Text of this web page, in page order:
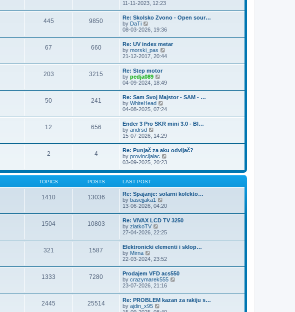
s
t
s
t
p
o
t
e
l
a
e
s
t
p
o
s
t
t
e
l
a
t
e
s
t
p
o
s
t
11-11-2023, 12:23
445 9850
Re: Skolsko Zvono - Open sour…
by DaTi
i
w
t
h
e
l
a
t
e
s
t
p
o
s
t
08-03-2026, 19:36
67 660
Re: UV index metar
by morski_pas
i
h
e
l
a
e
s
t
p
o
s
t
21-12-2017, 20:44
203 3215
Re: Step motor
by pedja089
i
w
t
h
e
l
a
e
s
t
p
o
s
t
04-09-2024, 18:49
50 241
Re: Sam Svoj Majstor - SAM - …
by WhiteHead
i
w
t
h
e
l
a
t
e
s
t
o
s
04-08-2025, 07:24
12 656
Ender 3 Pro SKR mini 3.0 - Bl…
by andrsd
i
t
h
e
l
a
e
s
t
p
o
s
t
15-07-2026, 14:29
2 4
Re: Punjač za aku odvijač?
by provincijalac
w
e
l
e
s
o
s
03-09-2025, 20:23
TOPICS POSTS LAST POST
1410 13036
Re: Spajanje: solarni kolekto…
by basejjaka1
i
w
t
h
e
l
a
e
s
t
p
o
s
t
13-06-2026, 04:20
1504 10803
Re: VIVAX LCD TV 3250
by zlatkoTV
i
w
t
h
e
l
a
t
e
s
t
p
o
27-04-2026, 22:25
321 1587
Elektronicki elementi i sklop…
by Mirna
w
t
h
e
l
a
t
22-03-2024, 23:52
1333 7280
Prodajem VFD acs550
by crazymarek555
t
23-07-2026, 21:16
2445 25514
Re: PROBLEM kazan za rakiju s…
by ajdin_x95